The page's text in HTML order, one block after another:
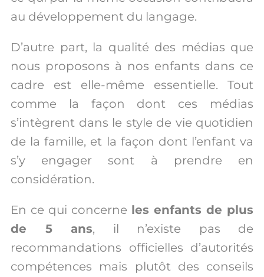
au développement du langage.
D’autre part, la qualité des médias que
nous proposons à nos enfants dans ce
cadre est elle-même essentielle. Tout
comme la façon dont ces médias
s’intègrent dans le style de vie quotidien
de la famille, et la façon dont l’enfant va
s’y engager sont à prendre en
considération.
En ce qui concerne les enfants de plus
de 5 ans, il n’existe pas de
recommandations officielles d’autorités
compétences mais plutôt des conseils